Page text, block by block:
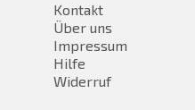
Kontakt
Über uns
Impressum
Hilfe
Widerruf